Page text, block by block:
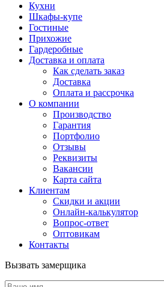
Кухни
Шкафы-купе
Гостиные
Прихожие
Гардеробные
Доставка и оплата
Как сделать заказ
Доставка
Оплата и рассрочка
О компании
Производство
Гарантия
Портфолио
Отзывы
Реквизиты
Вакансии
Карта сайта
Клиентам
Скидки и акции
Онлайн-калькулятор
Вопрос-ответ
Оптовикам
Контакты
Вызвать замерщика